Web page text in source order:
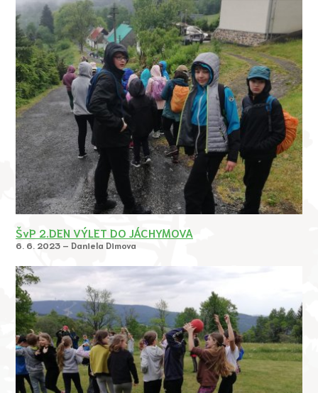
ŠvP 2.DEN VÝLET DO JÁCHYMOVA
6. 6. 2023 – Daniela Dimova